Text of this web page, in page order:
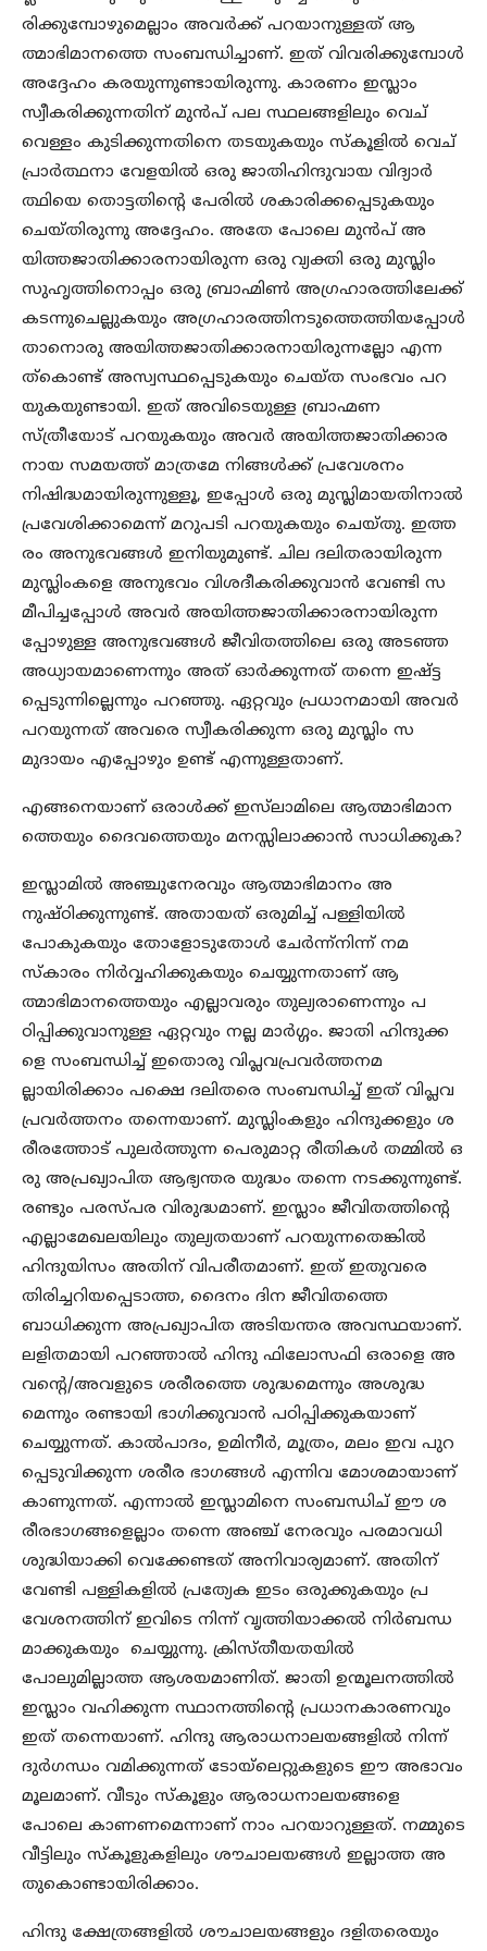
രിക്കുമ്പോഴുമെല്ലാം അവർക്ക് പറയാനുള്ളത് ആ
ത്മാഭിമാനത്തെ സംബന്ധിച്ചാണ്. ഇത് വിവരിക്കുമ്പോൾ
അദ്ദേഹം കരയുന്നുണ്ടായിരുന്നു. കാരണം ഇസ്ലാം
സ്വീകരിക്കുന്നതിന് മുൻപ് പല സ്ഥലങ്ങളിലും വെച്
വെള്ളം കുടിക്കുന്നതിനെ തടയുകയും സ്‌കൂളിൽ വെച്
പ്രാർത്ഥനാ വേളയിൽ ഒരു ജാതിഹിന്ദുവായ വിദ്യാർ
ത്ഥിയെ തൊട്ടതിന്റെ പേരിൽ ശകാരിക്കപ്പെടുകയും
ചെയ്തിരുന്നു അദ്ദേഹം. അതേ പോലെ മുൻപ് അ
യിത്തജാതിക്കാരനായിരുന്ന ഒരു വ്യക്തി ഒരു മുസ്ലിം
സുഹൃത്തിനൊപ്പം ഒരു ബ്രാഹ്മിൺ അഗ്രഹാരത്തിലേക്ക്
കടന്നുചെല്ലുകയും അഗ്രഹാരത്തിനടുത്തെത്തിയപ്പോൾ
താനൊരു അയിത്തജാതിക്കാരനായിരുന്നല്ലോ എന്ന
ത്കൊണ്ട് അസ്വസ്ഥപ്പെടുകയും ചെയ്ത സംഭവം പറ
യുകയുണ്ടായി. ഇത് അവിടെയുള്ള ബ്രാഹ്മണ
സ്ത്രീയോട് പറയുകയും അവർ അയിത്തജാതിക്കാര
നായ സമയത്ത് മാത്രമേ നിങ്ങൾക്ക് പ്രവേശനം
നിഷിദ്ധമായിരുന്നുള്ളൂ, ഇപ്പോൾ ഒരു മുസ്ലിമായതിനാൽ
പ്രവേശിക്കാമെന്ന് മറുപടി പറയുകയും ചെയ്തു. ഇത്ത
രം അനുഭവങ്ങൾ ഇനിയുമുണ്ട്. ചില ദലിതരായിരുന്ന
മുസ്ലിംകളെ അനുഭവം വിശദീകരിക്കുവാൻ വേണ്ടി സ
മീപിച്ചപ്പോൾ അവർ അയിത്തജാതിക്കാരനായിരുന്ന
പ്പോഴുള്ള അനുഭവങ്ങൾ ജീവിതത്തിലെ ഒരു അടഞ്ഞ
അധ്യായമാണെന്നും അത് ഓർക്കുന്നത് തന്നെ ഇഷ്ട്ട
പ്പെടുന്നില്ലെന്നും പറഞ്ഞു. ഏറ്റവും പ്രധാനമായി അവർ
പറയുന്നത് അവരെ സ്വീകരിക്കുന്ന ഒരു മുസ്ലിം സ
മുദായം എപ്പോഴും ഉണ്ട് എന്നുള്ളതാണ്.
എങ്ങനെയാണ് ഒരാൾക്ക് ഇസ്‌ലാമിലെ ആത്മാഭിമാന
ത്തെയും ദൈവത്തെയും മനസ്സിലാക്കാൻ സാധിക്കുക?
ഇസ്ലാമിൽ അഞ്ചുനേരവും ആത്മാഭിമാനം അ
നുഷ്ഠിക്കുന്നുണ്ട്. അതായത് ഒരുമിച്ച് പള്ളിയിൽ
പോകുകയും തോളോടുതോൾ ചേർന്ന്നിന്ന് നമ
സ്കാരം നിർവ്വഹിക്കുകയും ചെയ്യുന്നതാണ് ആ
ത്മാഭിമാനത്തെയും എല്ലാവരും തുല്യരാണെന്നും പ
ഠിപ്പിക്കുവാനുള്ള ഏറ്റവും നല്ല മാർഗ്ഗം. ജാതി ഹിന്ദുക്ക
ളെ സംബന്ധിച്ച് ഇതൊരു വിപ്ലവപ്രവർത്തനമ
ല്ലായിരിക്കാം പക്ഷെ ദലിതരെ സംബന്ധിച്ച് ഇത് വിപ്ലവ
പ്രവർത്തനം തന്നെയാണ്. മുസ്ലിംകളും ഹിന്ദുക്കളും ശ
രീരത്തോട് പുലർത്തുന്ന പെരുമാറ്റ രീതികൾ തമ്മിൽ ഒ
രു അപ്രഖ്യാപിത ആഭ്യന്തര യുദ്ധം തന്നെ നടക്കുന്നുണ്ട്.
രണ്ടും പരസ്പര വിരുദ്ധമാണ്. ഇസ്ലാം ജീവിതത്തിന്റെ
എല്ലാമേഖലയിലും തുല്യതയാണ് പറയുന്നതെങ്കിൽ
ഹിന്ദുയിസം അതിന് വിപരീതമാണ്. ഇത് ഇതുവരെ
തിരിച്ചറിയപ്പെടാത്ത, ദൈനം ദിന ജീവിതത്തെ
ബാധിക്കുന്ന അപ്രഖ്യാപിത അടിയന്തര അവസ്ഥയാണ്.
ലളിതമായി പറഞ്ഞാൽ ഹിന്ദു ഫിലോസഫി ഒരാളെ അ
വന്റെ/അവളുടെ ശരീരത്തെ ശുദ്ധമെന്നും അശുദ്ധ
മെന്നും രണ്ടായി ഭാഗിക്കുവാൻ പഠിപ്പിക്കുകയാണ്
ചെയ്യുന്നത്. കാൽപാദം, ഉമിനീർ, മൂത്രം, മലം ഇവ പുറ
പ്പെടുവിക്കുന്ന ശരീര ഭാഗങ്ങൾ എന്നിവ മോശമായാണ്
കാണുന്നത്. എന്നാൽ ഇസ്ലാമിനെ സംബന്ധിച് ഈ ശ
രീരഭാഗങ്ങളെല്ലാം തന്നെ അഞ്ച് നേരവും പരമാവധി
ശുദ്ധിയാക്കി വെക്കേണ്ടത് അനിവാര്യമാണ്. അതിന്
വേണ്ടി പള്ളികളിൽ പ്രത്യേക ഇടം ഒരുക്കുകയും പ്ര
വേശനത്തിന് ഇവിടെ നിന്ന് വൃത്തിയാക്കൽ നിർബന്ധ
മാക്കുകയും ചെയ്യുന്നു. ക്രിസ്തീയതയിൽ
പോലുമില്ലാത്ത ആശയമാണിത്. ജാതി ഉന്മൂലനത്തിൽ
ഇസ്ലാം വഹിക്കുന്ന സ്ഥാനത്തിന്റെ പ്രധാനകാരണവും
ഇത് തന്നെയാണ്. ഹിന്ദു ആരാധനാലയങ്ങളിൽ നിന്ന്
ദുർഗന്ധം വമിക്കുന്നത് ടോയ്‌ലെറ്റുകളുടെ ഈ അഭാവം
മൂലമാണ്. വീടും സ്‌കൂളും ആരാധനാലയങ്ങളെ
പോലെ കാണണമെന്നാണ് നാം പറയാറുള്ളത്. നമ്മുടെ
വീട്ടിലും സ്‌കൂളുകളിലും ശൗചാലയങ്ങൾ ഇല്ലാത്ത അ
തുകൊണ്ടായിരിക്കാം.
ഹിന്ദു ക്ഷേത്രങ്ങളിൽ ശൗചാലയങ്ങളും ദളിതരെയും